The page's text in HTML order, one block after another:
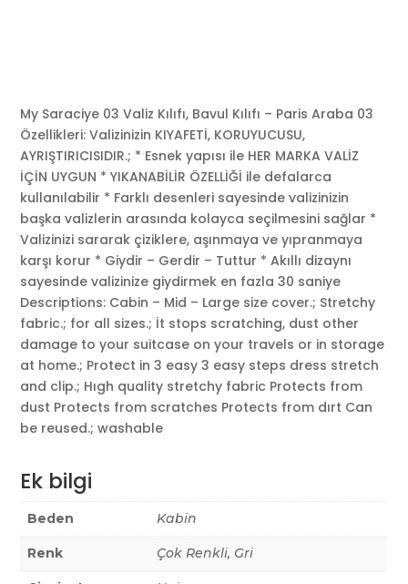
My Saraciye 03 Valiz Kılıfı, Bavul Kılıfı – Paris Araba 03
Özellikleri: Valizinizin KIYAFETİ, KORUYUCUSU,
AYRIŞTIRICISIDIR.; * Esnek yapısı ile HER MARKA VALİZ
İÇİN UYGUN * YIKANABİLİR ÖZELLİĞİ ile defalarca
kullanılabilir * Farklı desenleri sayesinde valizinizin
başka valizlerin arasında kolayca seçilmesini sağlar *
Valizinizi sararak çiziklere, aşınmaya ve yıpranmaya
karşı korur * Giydir – Gerdir – Tuttur * Akıllı dizaynı
sayesinde valizinize giydirmek en fazla 30 saniye
Descriptions: Cabin – Mid – Large size cover.; Stretchy
fabric.; for all sizes.; İt stops scratching, dust other
damage to your suitcase on your travels or in storage
at home.; Protect in 3 easy 3 easy steps dress stretch
and clip.; Hıgh quality stretchy fabric Protects from
dust Protects from scratches Protects from dırt Can
be reused.; washable
Ek bilgi
Beden Kabin
Renk Çok Renkli, Gri